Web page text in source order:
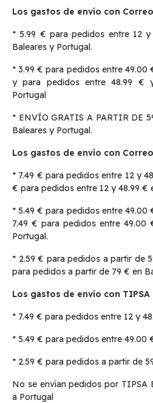
Los gastos de envío con
* 5.99 € para pedidos entre 12
Baleares y Portugal.
* 3.99 € para pedidos entre 49.00
y para pedidos entre 48.99 €
Portugal
* ENVÍO GRATIS A PARTIR DE
Baleares y Portugal.
Los gastos de envío con
* 7.49 € para pedidos entre 12 y
€ para pedidos entre 12 y 48.99 €
* 5.49 € para pedidos entre 49.00
7.49 € para pedidos entre 49.00
Portugal.
* 2.59 € para pedidos a partir de
para pedidos a partir de 79 € en
Los gastos de envío con TIPSA
* 7.49 € para pedidos entre 12 y
* 5.49 € para pedidos entre 49.00
* 2.59 € para pedidos a partir de
No se envían pedidos por TIPSA
a Portugal